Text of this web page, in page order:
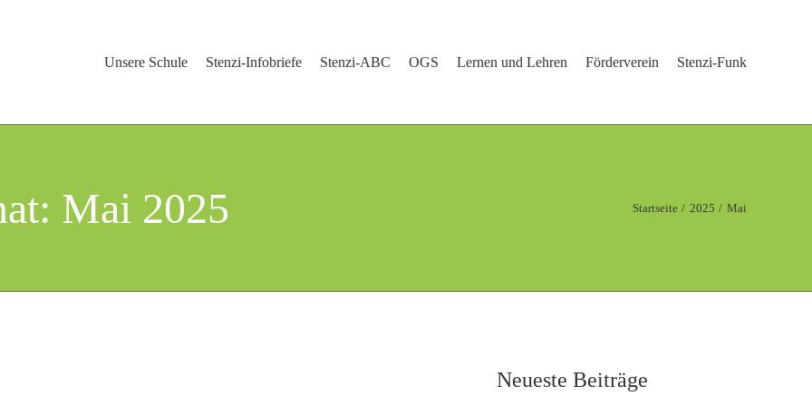
Unsere Schule Stenzi-Infobriefe Stenzi-ABC OGS Lernen und Lehren Förderverein Stenzi-Funk
Mai 2025 Startseite 2025 Mai
Neueste Beiträge